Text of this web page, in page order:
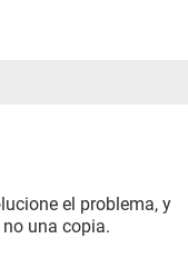
el problema, y
una copia.